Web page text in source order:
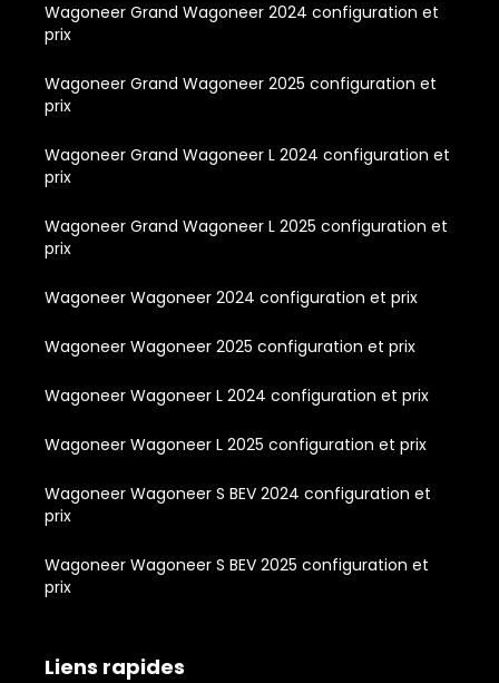
Wagoneer Grand Wagoneer 2024 configuration et
prix
Wagoneer Grand Wagoneer 2025 configuration et
prix
Wagoneer Grand Wagoneer L 2024 configuration et
prix
Wagoneer Grand Wagoneer L 2025 configuration et
prix
Wagoneer Wagoneer 2024 configuration et prix
Wagoneer Wagoneer 2025 configuration et prix
Wagoneer Wagoneer L 2024 configuration et prix
Wagoneer Wagoneer L 2025 configuration et prix
Wagoneer Wagoneer S BEV 2024 configuration et
prix
Wagoneer Wagoneer S BEV 2025 configuration et
prix
Liens rapides